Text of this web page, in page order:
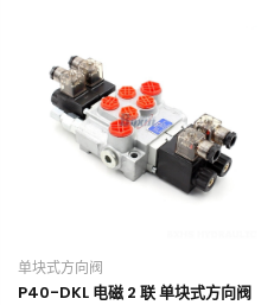
单块式方向阀
P40-DKL 电磁 2 联 单块式方向阀